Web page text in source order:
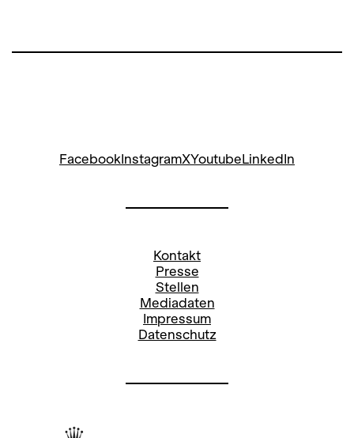
FacebookInstagramXYoutubeLinkedIn
Kontakt
Presse
Stellen
Mediadaten
Impressum
Datenschutz